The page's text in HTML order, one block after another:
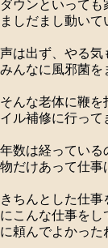
ダウンといって
ましだまし動い
声は出ず、やる気
みんなに風邪菌を
そんな老体に鞭を
イル補修に行って
年数は経っている
物だけあって仕事
きちんとした仕
にこんな仕事を
に頼んでよかった